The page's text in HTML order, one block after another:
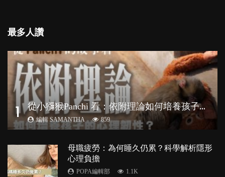
最多人讚
1 從
小獼猴Panchi 看：依附理論如何培養孩子心理韌性？
編輯 SAMANTHA 859
母職疲勞：為何睡久仍累？科學解析隱形
心理負擔
POPA編輯部 1.1K